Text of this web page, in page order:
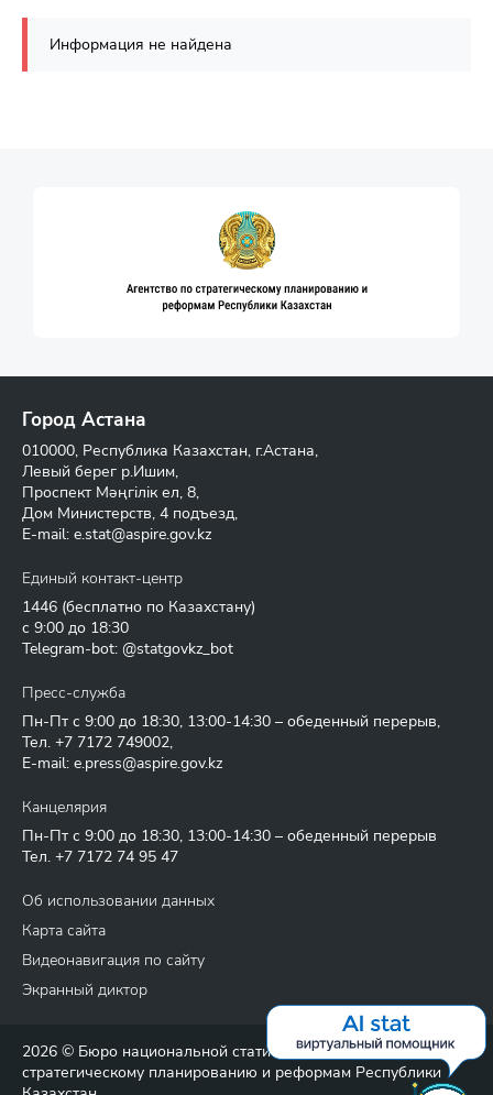
Информация не найдена
Город Астана
010000, Республика Казахстан, г.Астана,
Левый берег р.Ишим,
Проспект Мәңгілік ел, 8,
Дом Министерств, 4 подъезд,
E-mail: e.stat@aspire.gov.kz
Единый контакт-центр
1446 (бесплатно по Казахстану)
с 9:00 до 18:30
Telegram-bot: @statgovkz_bot
Пресс-служба
Пн-Пт с 9:00 до 18:30, 13:00-14:30 – обеденный перерыв,
Тел. +7 7172 749002,
E-mail: e.press@aspire.gov.kz
Канцелярия
Пн-Пт с 9:00 до 18:30, 13:00-14:30 – обеденный перерыв
Тел. +7 7172 74 95 47
Об использовании данных
Карта сайта
Видеонавигация по сайту
Экранный диктор
2026 © Бюро национальной статистики Агентства по
стратегическому планированию и реформам Республики